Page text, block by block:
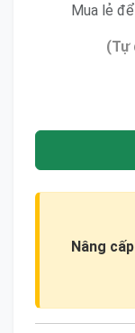
Mua lẻ
(Tự
Nâng